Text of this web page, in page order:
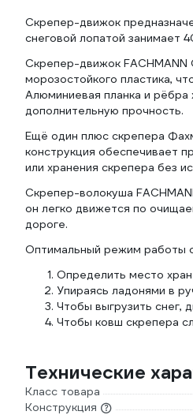
Скрепер-движок
снеговой лопатой занимает
Скрепер-движок FACHMANN
морозостойкого пластика,
Алюминиевая планка и
дополнительную прочность.
Ещё один плюс скрепера
конструкция обеспечивает
или хранения скрепера без
Скрепер-волокуша
он легко движется по
дороге.
Оптимальный режим работы
Определить место
Упираясь ладонями в
Чтобы выгрузить снег,
Чтобы ковш скрепера
Технические
Класс товара
Конструкция